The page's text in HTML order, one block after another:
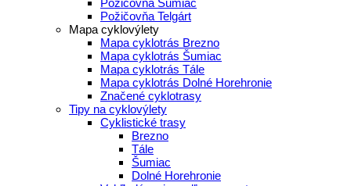
Požičovňa Telgárt
Mapa cyklovýlety
Mapa cyklotrás Brezno
Mapa cyklotrás Šumiac
Mapa cyklotrás Tále
Mapa cyklotrás Dolné Horehronie
Značené cyklotrasy
Tipy na cyklovýlety
Cyklistické trasy
Brezno
Tále
Šumiac
Dolné Horehronie